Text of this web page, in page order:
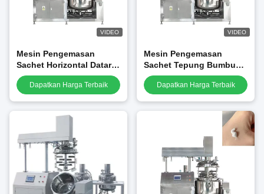
VIDEO
Mesin Pengemasan
Sachet Horizontal Datar
PE Film Kopi Bubuk 85
Bag Per Menit
Dapatkan Harga Terbaik
VIDEO
Mesin Pengemasan
Sachet Tepung Bumbu
Berkecepatan Tinggi
Untuk Bubuk Cabai
Dapatkan Harga Terbaik